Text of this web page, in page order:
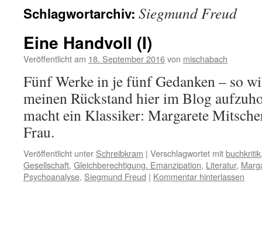
Schlagwortarchiv: Siegmund Freud
Eine Handvoll (I)
Veröffentlicht am 18. September 2016von mischabach
Fünf Werke in je fünf Gedanken – so
meinen Rückstand hier im Blog
macht ein Klassiker: Margarete
Frau.
Veröffentlicht unter Schreibkram | Verschlagwortet mitbuchkritik
Gesellschaft, Gleichberechtigung. Emanzipation, Literatur,
Psychoanalyse, Siegmund Freud | Kommentar hinterlassen